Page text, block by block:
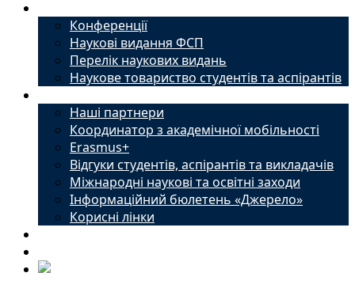
Конференції
Наукові видання ФСП
Перелік наукових видань
Наукове товариство студентів та аспірантів
Наші партнери
Координатор з академічної мобільності
Erasmus+
Відгуки студентів, аспірантів та викладачів
Міжнародні наукові та освітні заходи
Інформаційний бюлетень «Джерело»
Корисні лінки